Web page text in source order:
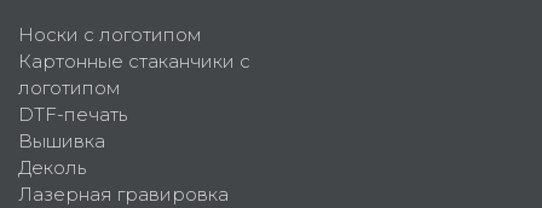
Носки с логотипом
Картонные стаканчики с
логотипом
DTF-печать
Вышивка
Деколь
Лазерная гравировка